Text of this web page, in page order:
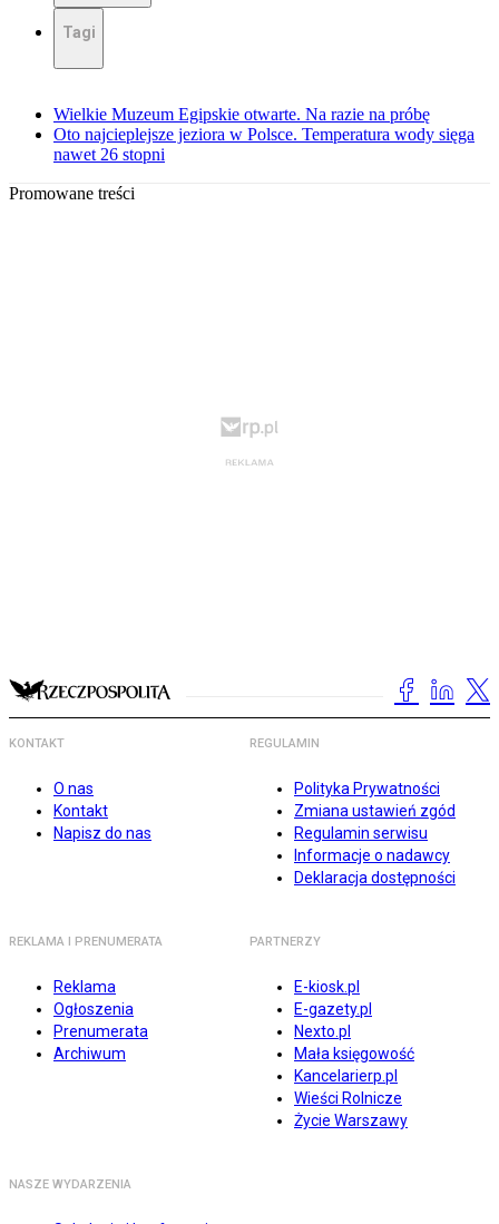
Tagi
Wielkie Muzeum Egipskie otwarte. Na razie na próbę
Oto najcieplejsze jeziora w Polsce. Temperatura wody sięga
nawet 26 stopni
Promowane treści
KONTAKT
O nas
Kontakt
Napisz do nas
REGULAMIN
Polityka Prywatności
Zmiana ustawień zgód
Regulamin serwisu
Informacje o nadawcy
Deklaracja dostępności
REKLAMA I PRENUMERATA
Reklama
Ogłoszenia
Prenumerata
Archiwum
PARTNERZY
E-kiosk.pl
E-gazety.pl
Nexto.pl
Mała księgowość
Kancelarierp.pl
Wieści Rolnicze
Życie Warszawy
NASZE WYDARZENIA